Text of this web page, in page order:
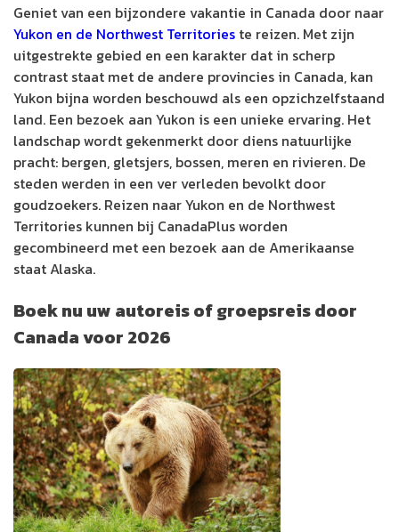
Geniet van een bijzondere vakantie in Canada door naar
Yukon en de Northwest Territories te reizen. Met zijn
uitgestrekte gebied en een karakter dat in scherp
contrast staat met de andere provincies in Canada, kan
Yukon bijna worden beschouwd als een opzichzelfstaand
land. Een bezoek aan Yukon is een unieke ervaring. Het
landschap wordt gekenmerkt door diens natuurlijke
pracht: bergen, gletsjers, bossen, meren en rivieren. De
steden werden in een ver verleden bevolkt door
goudzoekers. Reizen naar Yukon en de Northwest
Territories kunnen bij CanadaPlus worden
gecombineerd met een bezoek aan de Amerikaanse
staat Alaska.
Boek nu uw autoreis of groepsreis door
Canada voor 2026